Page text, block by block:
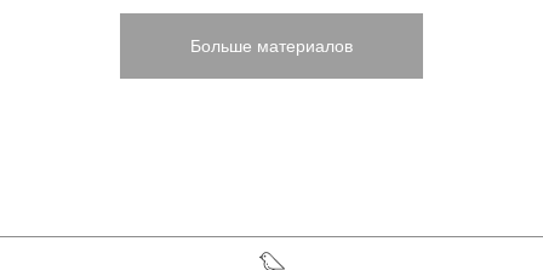
Больше материалов